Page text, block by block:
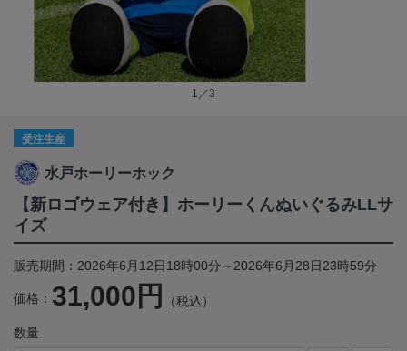
1／3
受注生産
水戸ホーリーホック
【新ロゴウェア付き】ホーリーくんぬいぐるみLLサ
イズ
販売期間：2026年6月12日18時00分～2026年6月28日23時59分
価格： 31,000円 （税込）
数量